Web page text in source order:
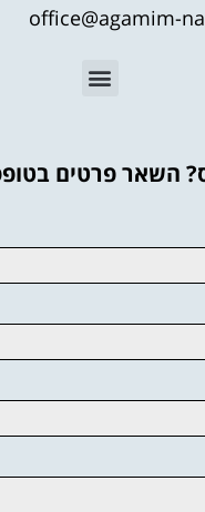
office@agamim-
השאר פרטים